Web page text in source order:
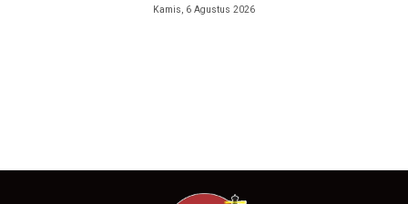
Kamis, 6 Agustus 2026